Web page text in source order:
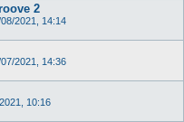
2
08/2021, 14:14
2021, 14:36
10:16